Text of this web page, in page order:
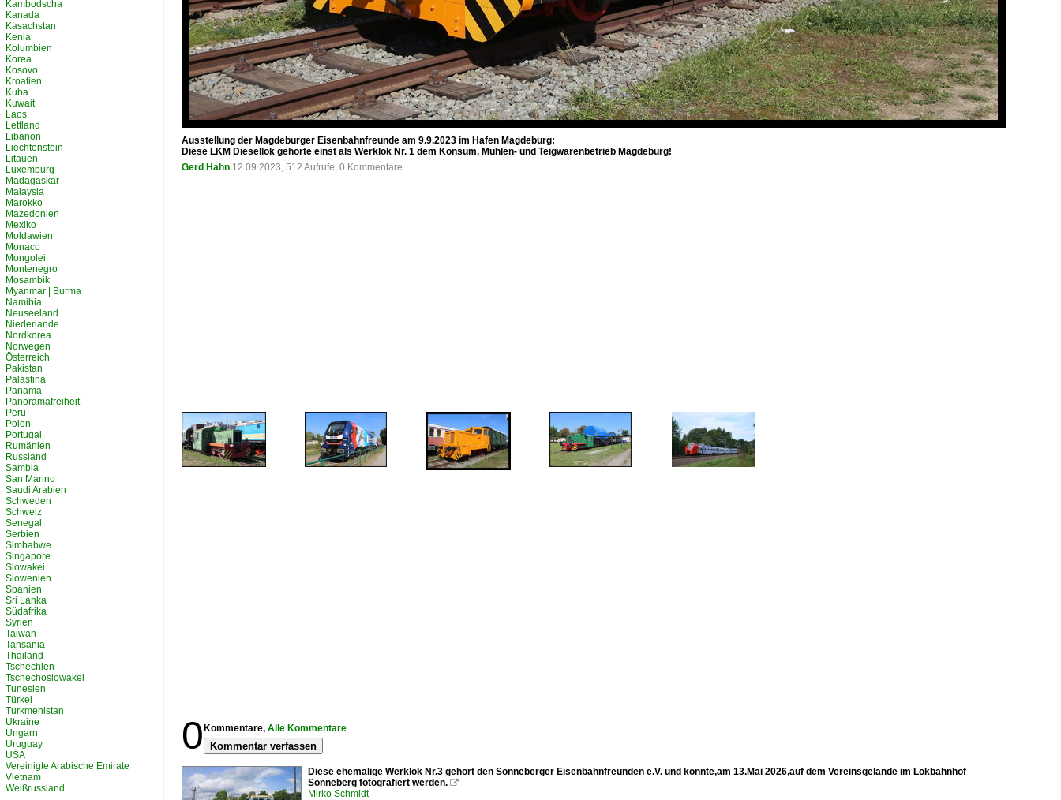
Ausstellung der Magdeburger Eisenbahnfreunde am 9.9.2023 im Hafen Magdeburg:
Diese LKM Diesellok gehörte einst als Werklok Nr. 1 dem Konsum, Mühlen- und Teigwarenbetrieb Magdeburg!
Gerd Hahn 12.09.2023, 512 Aufrufe, 0 Kommentare
0 Kommentare, Alle Kommentare
Kommentar verfassen
Diese ehemalige Werklok Nr.3 gehört den Sonneberger Eisenbahnfreunden e.V. und konnte,am 13.Mai 2026,auf dem Vereinsgelände im Lokbahnhof
Sonneberg fotografiert werden. 
Mirko Schmidt
Kambodscha
Kanada
Kasachstan
Kenia
Kolumbien
Korea
Kosovo
Kroatien
Kuba
Kuwait
Laos
Lettland
Libanon
Liechtenstein
Litauen
Luxemburg
Madagaskar
Malaysia
Marokko
Mazedonien
Mexiko
Moldawien
Monaco
Mongolei
Montenegro
Mosambik
Myanmar | Burma
Namibia
Neuseeland
Niederlande
Nordkorea
Norwegen
Österreich
Pakistan
Palästina
Panama
Panoramafreiheit
Peru
Polen
Portugal
Rumänien
Russland
Sambia
San Marino
Saudi Arabien
Schweden
Schweiz
Senegal
Serbien
Simbabwe
Singapore
Slowakei
Slowenien
Spanien
Sri Lanka
Südafrika
Syrien
Taiwan
Tansania
Thailand
Tschechien
Tschechoslowakei
Tunesien
Türkei
Turkmenistan
Ukraine
Ungarn
Uruguay
USA
Vereinigte Arabische Emirate
Vietnam
Weißrussland